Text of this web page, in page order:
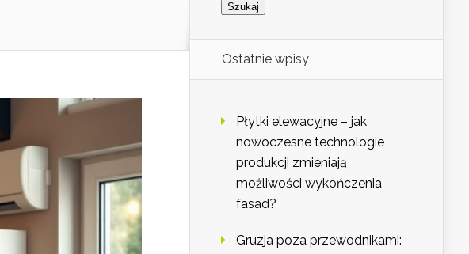
Ostatnie wpisy
Płytki elewacyjne – jak
nowoczesne technologie
produkcji zmieniają
możliwości wykończenia
fasad?
Gruzja poza przewodnikami: